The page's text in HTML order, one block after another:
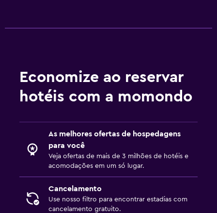
Economize ao reservar
hotéis com a momondo
As melhores ofertas de hospedagens
para você
Veja ofertas de mais de 3 milhões de hotéis e
acomodações em um só lugar.
Cancelamento
Use nosso filtro para encontrar estadias com
cancelamento gratuito.